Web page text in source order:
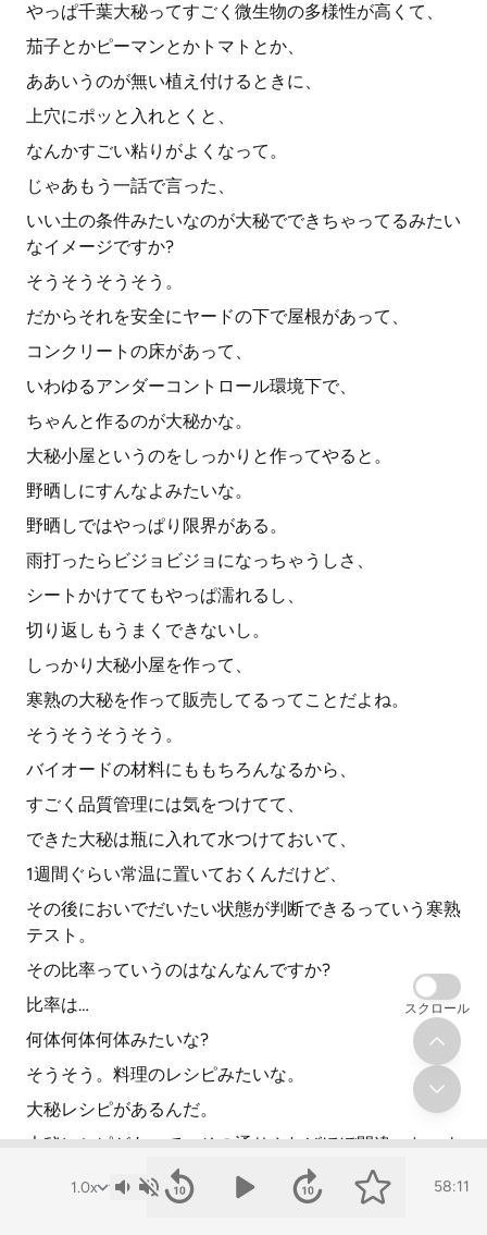
やっぱ千葉大秘ってすごく微生物の多様性が高くて、
茄子とかピーマンとかトマトとか、
ああいうのが無い植え付けるときに、
上穴にポッと入れとくと、
なんかすごい粘りがよくなって。
じゃあもう一話で言った、
いい土の条件みたいなのが大秘でできちゃってるみたい
なイメージですか?
そうそうそうそう。
だからそれを安全にヤードの下で屋根があって、
コンクリートの床があって、
いわゆるアンダーコントロール環境下で、
ちゃんと作るのが大秘かな。
大秘小屋というのをしっかりと作ってやると。
野晒しにすんなよみたいな。
野晒しではやっぱり限界がある。
雨打ったらビジョビジョになっちゃうしさ、
シートかけててもやっぱ濡れるし、
切り返しもうまくできないし。
しっかり大秘小屋を作って、
寒熟の大秘を作って販売してるってことだよね。
そうそうそうそう。
バイオードの材料にももちろんなるから、
すごく品質管理には気をつけてて、
できた大秘は瓶に入れて水つけておいて、
1週間ぐらい常温に置いておくんだけど、
その後においでだいたい状態が判断できるっていう寒熟
テスト。
その比率っていうのはなんなんですか?
比率は…
何体何体何体みたいな?
そうそう。料理のレシピみたいな。
大秘レシピがあるんだ。
大秘レシピがあって、その通りやればほぼ間違いないよ
っていうのがあって、
僕は何やってるかっていうと、
58:11
スクロール